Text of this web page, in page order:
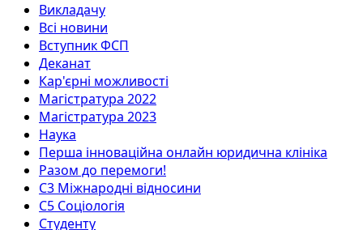
Викладачу
Всі новини
Вступник ФСП
Деканат
Кар'єрні можливості
Магістратура 2022
Магістратура 2023
Наука
Перша інноваційна онлайн юридична клініка
Разом до перемоги!
С3 Міжнародні відносини
С5 Соціологія
Студенту